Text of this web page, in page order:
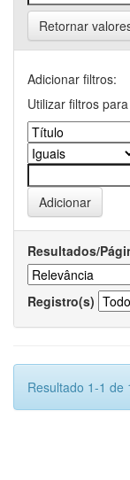
Retornar
Adicionar filtros:
Utilizar filtros
Resultados/
Registro(s)
Resultado 1-1 de